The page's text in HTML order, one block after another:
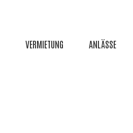
VERMIETUNG ANLÄSSE